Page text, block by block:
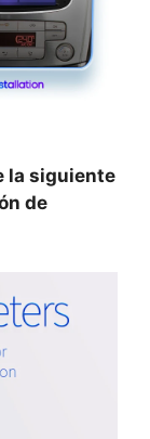
la siguiente
de